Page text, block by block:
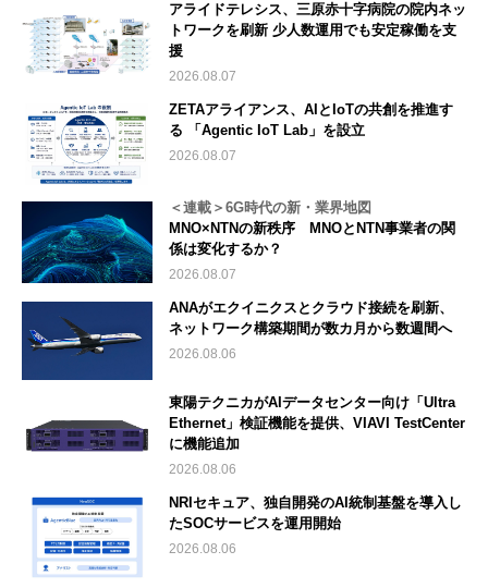
アライドテレシス、三原赤十字病院の院内ネッ
トワークを刷新 少人数運用でも安定稼働を支
援
2026.08.07
ZETAアライアンス、AIとIoTの共創を推進す
る 「Agentic IoT Lab」を設立
2026.08.07
＜連載＞6G時代の新・業界地図
MNO×NTNの新秩序 MNOとNTN事業者の関
係は変化するか？
2026.08.07
ANAがエクイニクスとクラウド接続を刷新、
ネットワーク構築期間が数カ月から数週間へ
2026.08.06
東陽テクニカがAIデータセンター向け「Ultra
Ethernet」検証機能を提供、VIAVI TestCenter
に機能追加
2026.08.06
NRIセキュア、独自開発のAI統制基盤を導入し
たSOCサービスを運用開始
2026.08.06